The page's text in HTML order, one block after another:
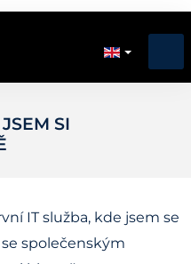
SI
IT služba, kde jsem se
společenským